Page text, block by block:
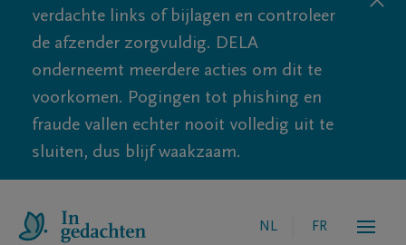
verdachte links of bijlagen en controleer
de afzender zorgvuldig. DELA
onderneemt meerdere acties om dit te
voorkomen. Pogingen tot phishing en
fraude vallen echter nooit volledig uit te
sluiten, dus blijf waakzaam.
NL FR